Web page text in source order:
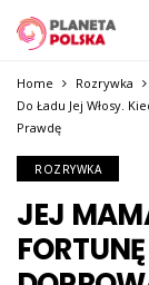
Home Rozrywka
Do Ładu Jej Włosy.
Prawdę
ROZRYWKA
JEJ